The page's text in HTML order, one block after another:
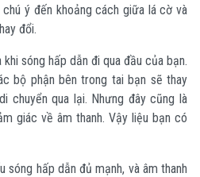
ý đến khoảng cách giữa lá cờ và
đổi.
sóng hấp dẫn đi qua đầu của bạn.
bộ phận bên trong tai bạn sẽ thay
chuyển qua lại. Nhưng đây cũng là
giác về âm thanh. Vậy liệu bạn có
sóng hấp dẫn đủ mạnh, và âm thanh